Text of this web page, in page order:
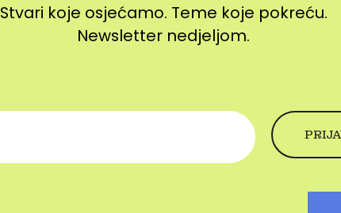
Stvari koje osjećamo. Teme koje pokreću.
Newsletter nedjeljom.